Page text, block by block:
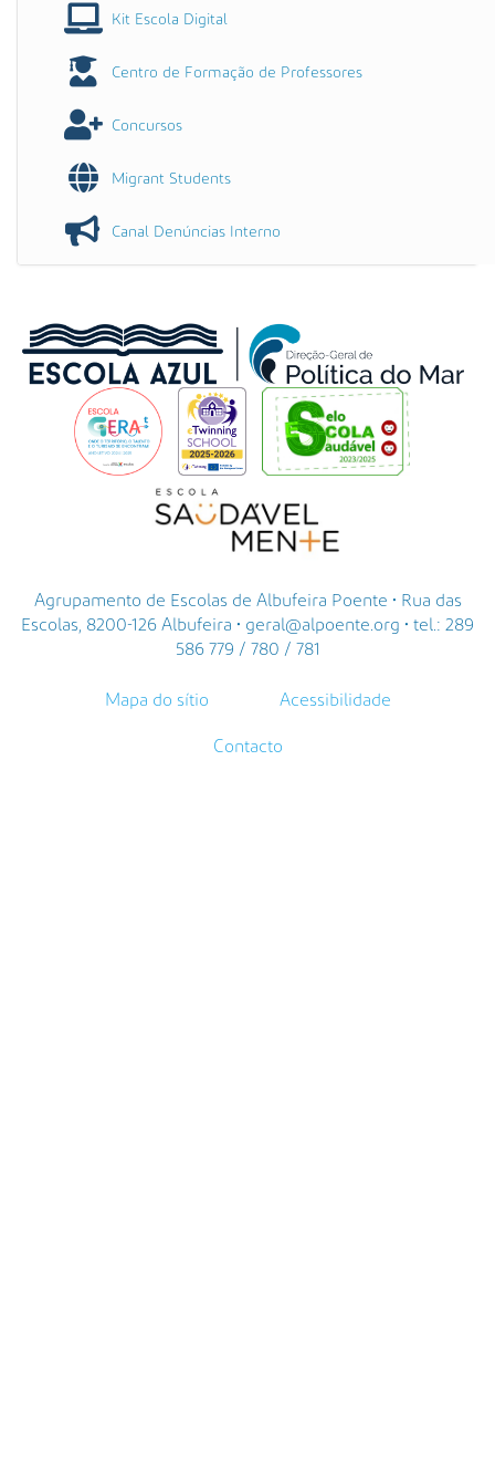
Kit Escola Digital
Centro de Formação de Professores
Concursos
Migrant Students
Canal Denúncias Interno
Agrupamento de Escolas de Albufeira Poente • Rua das
Escolas, 8200-126 Albufeira • geral@alpoente.org • tel.: 289
586 779 / 780 / 781
Mapa do sítio Acessibilidade
Contacto